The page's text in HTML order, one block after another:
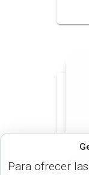
Para ofrecer